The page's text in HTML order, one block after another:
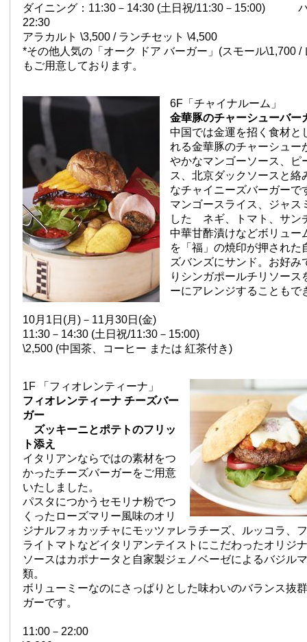
ダイニング：11:30－14:30 (土日祝/11:30－15:00)
22:30
アラカルト \3,500 / ランチセット \4,500
*その他人気の「オーク ドア バーガー」(スモール\1,700 /
もご用意しております。
6F「チャイナルーム」
金華豚のチャーシューバー
中国では金運を招く食材と
れる金華豚のチャーシュー
やかなマンゴーソース、ピ
ス、北京ダックソースと絡
なチャイニーズバーガーで
マンゴースライス、ジャス
した ネギ、トマト、サン
中華甘酢漬けなどボリュー
を「福」の焼印が押された
ズバンズにサンド。お好み
りシンガポールチリソース
ーにアレンジすることもで
10月1日(月)－11月30日(金)
11:30－14:30 (土日祝/11:30－15:00)
\2,500 (中国茶、コーヒー または 紅茶付き)
1F 「フィオレンティーナ」
フィオレンティーナ チーズバー
ガー
ズッキーニとポテトのフリッ
ト添え
イタリアンならではの素材をつ
かったチーズバーガーをご用意
いたしました。
パスタにつかうセモリナ粉でつ
くったローズマリー風味のオリ
ジナルフォカッチャにモッツァレラチーズ、ルッコラ、
ライトマトなどイタリアンテイストにこだわったオリジ
ソースはカポナータと自家製ジェノベーゼによるバジル
類。
ボリューミーなのにさっぱりとした味わいのバランス抜
ガーです。
11:00－22:00